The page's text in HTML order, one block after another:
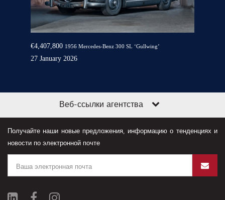
€4,407,800 1956 Mercedes-Benz 300 SL ‘Gullwing’
27 January 2026
Веб-ссылки агентства
Получайте наши новые предложения, информацию о тенденциях и
новости по электронной почте